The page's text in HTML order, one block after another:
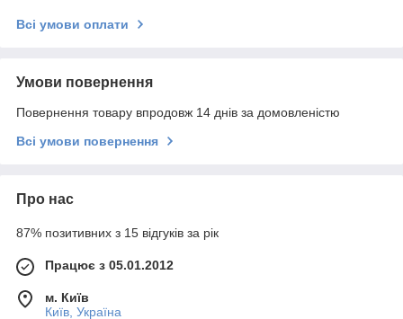
Всі умови оплати
Умови повернення
Повернення товару впродовж 14 днів за домовленістю
Всі умови повернення
Про нас
87% позитивних з 15 відгуків за рік
Працює з 05.01.2012
м. Київ
Київ, Україна